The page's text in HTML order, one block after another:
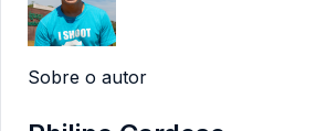
Sobre o autor